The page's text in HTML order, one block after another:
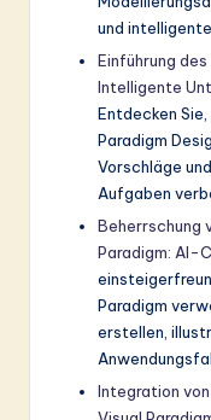
und
Einführung
Intelligente
Entdecken
Paradigm
Vorschläge
Aufgaben
Beherrschung
Paradigm: AI-
Paradigm
erstellen,
Integration